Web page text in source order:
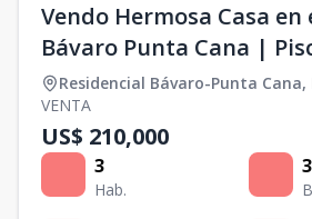
Vendo Hermosa Casa en
Bávaro Punta Cana |
Residencial Bávaro-Punta Cana,
VENTA
US$ 210,000
3
Hab.
3